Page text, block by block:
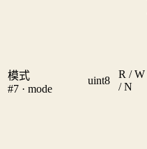
模式
#7 · mode
uint8
R / W
/ N